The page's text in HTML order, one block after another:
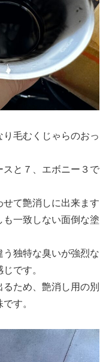
毛むくじゃらのおっ
スと７、エボニー３で
て艶消しに出来ます
一致しない面倒な塗
独特な臭いが強烈な
です。
ため、艶消し用の別
す。